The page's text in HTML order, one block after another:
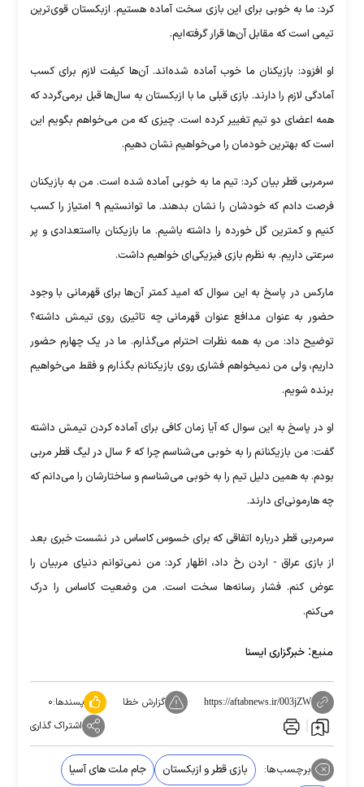
کرد: ما به خوبی برای این بازی سخت آماده هستیم. ازبکستان قوی‌ترین
تیمی است که مقابل آن‌ها قرار گرفته‌ایم.
او افزود: بازیکنان ما خوب آماده شده‌اند. آن‌ها کیفت لازم برای کسب
آمادگی لازم را دارند. بازی قبلی ما با ازبکستان به سال‌ها قبل برمی‌گردد که
همه اعضای دو تیم تغییر کرده است. چیزی که من می‌خواهم بگویم این
است که بهترین خودمان را می‌خواهیم نشان دهیم.
سرمربی قطر بیان کرد: تیم ما به خوبی آماده شده است. من به بازیکنان
فرصت دادم که خودشان را نشان بدهند. ما توانستیم ۹ امتیاز را کسب
کنیم و کمترین گل خورده را داشته باشیم. ما بازیکنان بااستعدادی و پر
سرعتی داریم. به نظرم بازی فیزیکی‌ای خواهیم داشت.
مارکس در پاسخ به این سوال که امید کمتر آن‌ها برای قهرمانی با وجود
حضور به عنوان مدافع عنوان قهرمانی چه تاثیری روی تیمش داشته؟
توضیح داد: من به همه نظرات احترام می‌گذارم. ما در یک چهارم حضور
داریم، ولی من نمیخواهم فشاری روی بازیکنانم بگذارم و فقط می‌خواهیم
برنده شویم.
او در پاسخ به این سوال که آیا زمان کافی برای آماده کردن تیمش داشته
گفت: من بازیکنانم را به خوبی می‌شناسم چرا که ۶ سال در لیگ قطر مربی
بودم. به همین دلیل تیم را به خوبی می‌شناسم و ساختارشان را می‌دانم که
چه هارمونی‌ای دارند.
سرمربی قطر درباره اتفاقی که برای خسوس کاساس در نشست خبری بعد
از بازی عراق - اردن رخ داد، اظهار کرد: من نمی‌توانم دنیای مربیان را
عوض کنم. فشار رسانه‌ها سخت است. من وضعیت کاساس را درک
می‌کنم.
منبع: خبرگزاری ایسنا
https://aftabnews.ir/003jZW گزارش خطا پسندها:۰
اشتراک گذاری
برچسب‌ها: بازی قطر و ازبکستان
جام ملت های آسیا